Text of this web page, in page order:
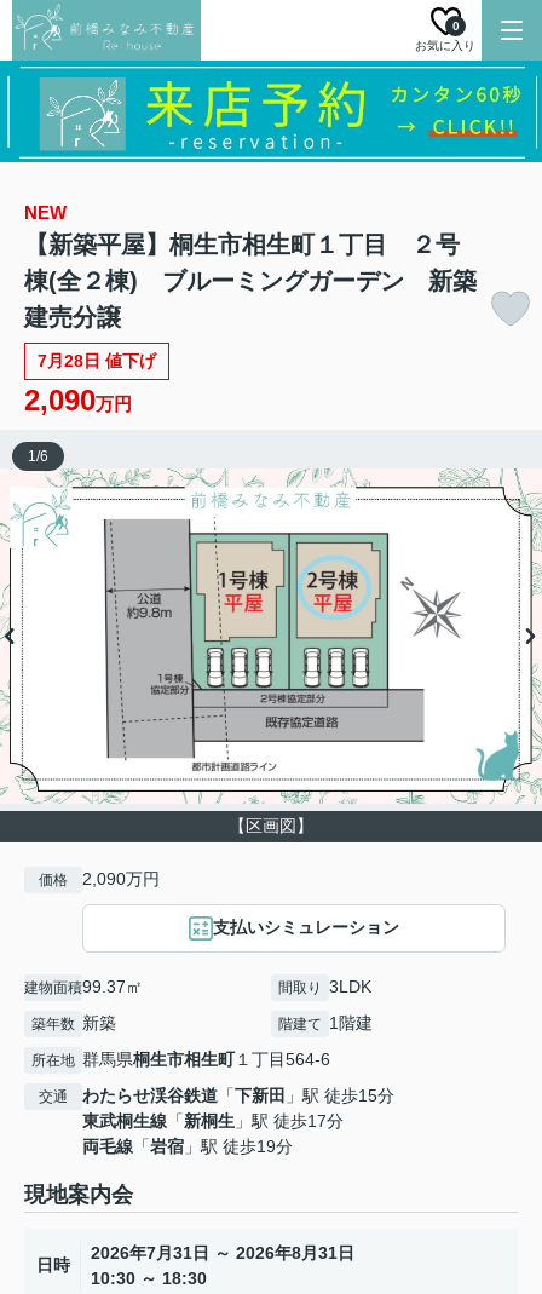
お気に入り
0
NEW
【新築平屋】桐生市相生町１丁目 ２号
棟(全２棟) ブルーミングガーデン 新築
建売分譲
7月28日 値下げ
2,090万円
【区画図】
1/6
価格 2,090万円
支払いシミュレーション
建物面積99.37㎡ 間取り 3LDK
築年数 新築 階建て 1階建
所在地 群馬県桐生市相生町１丁目564-6
交通 わたらせ渓谷鉄道 「下新田 」駅 徒歩15分
東武桐生線 「新桐生 」駅 徒歩17分
両毛線 「岩宿 」駅 徒歩19分
現地案内会
日時
2026年7月31日 ～ 2026年8月31日
10:30 ～ 18:30